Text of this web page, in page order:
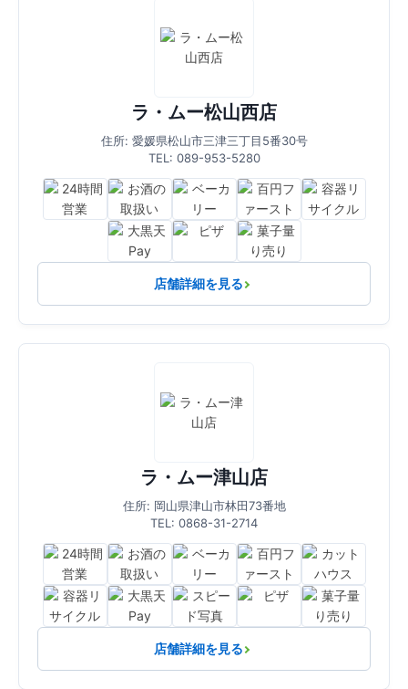
ラ・ムー松山西店
住所: 愛媛県松山市三津三丁目5番30号
TEL: 089-953-5280
店舗詳細を見る
ラ・ムー津山店
住所: 岡山県津山市林田73番地
TEL: 0868-31-2714
店舗詳細を見る